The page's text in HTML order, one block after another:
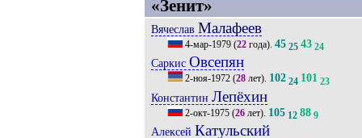
«Зенит»
Вячеслав Малафеев
4-мар-1979(22года). 45 25 43 24
Саркис Овсепян
2-ноя-1972(28лет). 102 24 101 23
Константин Лепёхин
2-окт-1975(26лет). 105 12 88 9
Алексей Катульский